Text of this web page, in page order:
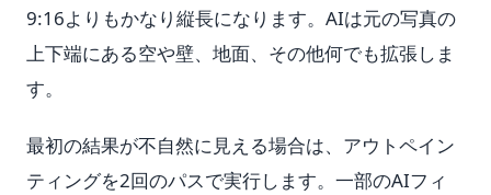
9:16よりもかなり縦長になります。AIは元の写真の
上下端にある空や壁、地面、その他何でも拡張しま
す。
最初の結果が不自然に見える場合は、アウトペイン
ティングを2回のパスで実行します。一部のAIフィ